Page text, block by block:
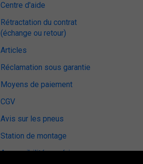
Centre d'aide
Rétractation du contrat
(échange ou retour)
Articles
Réclamation sous garantie
Moyens de paiement
CGV
Avis sur les pneus
Station de montage
Accessibilité numérique